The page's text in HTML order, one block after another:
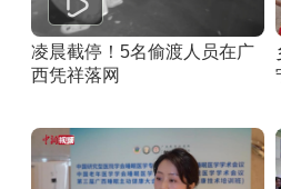
凌晨截停！5名偷渡人员在广
西凭祥落网